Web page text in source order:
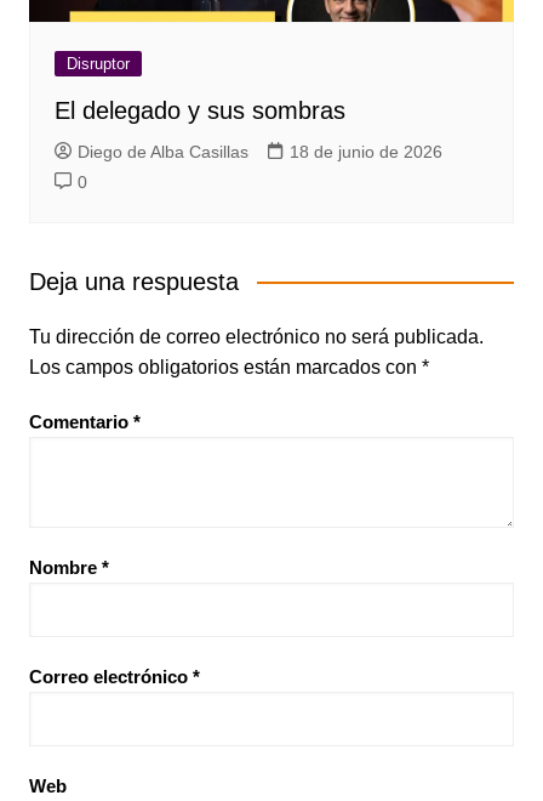
Disruptor
El delegado y sus sombras
Diego de Alba Casillas
18 de junio de 2026
0
Deja una respuesta
Tu dirección de correo electrónico no será publicada.
Los campos obligatorios están marcados con *
Comentario *
Nombre *
Correo electrónico *
Web